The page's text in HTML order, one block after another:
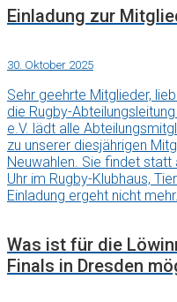
Einladung zur
30. Oktober 2025
Sehr geehrte Mitglieder,
die Rugby-
e.V. lädt alle
zu unserer diesjährigen
Neuwahlen. Sie findet
Uhr im Rugby-Klubhaus,
Einladung ergeht nicht
Was ist für die
Finals in Dresden